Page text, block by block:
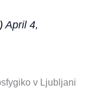
April 4,
v Ljubljani